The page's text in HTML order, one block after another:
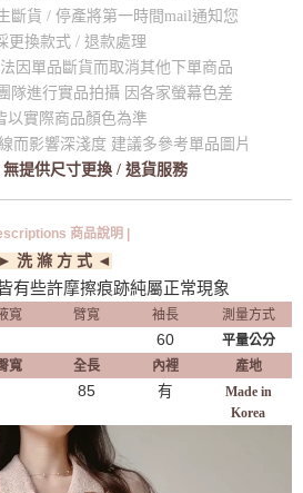
斷貨 / 停產將第一時間mail通知您
更換款式 / 退款處理
因單品斷貨而取消其他下單商品
隊進行實品拍攝 因各家螢幕色差
以實際商品顏色為準
而影響深淺度 建議多參考單品圖片
無提供尺寸更換 / 退貨服務
商品說明 |
► 洗 滌 方 式 ◄
有些許摩擦痕跡純屬正常現象
寬 臂寬 袖長
測量方式
60
平量公分
寬 全長 內裡 產地
85 有
Made in
Korea